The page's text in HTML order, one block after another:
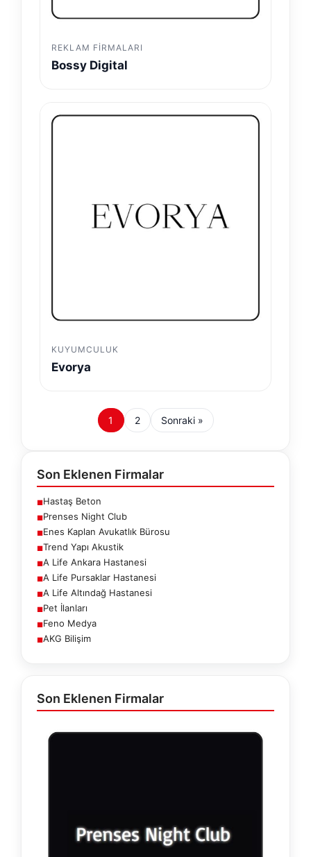
REKLAM FIRMALARI
Bossy Digital
KUYUMCULUK
Evorya
1 2 Sonraki »
Son Eklenen Firmalar
■Hastaş Beton
■Prenses Night Club
■Enes Kaplan Avukatlık Bürosu
■Trend Yapı Akustik
■A Life Ankara Hastanesi
■A Life Pursaklar Hastanesi
■A Life Altındağ Hastanesi
■Pet İlanları
■Feno Medya
■AKG Bilişim
Son Eklenen Firmalar